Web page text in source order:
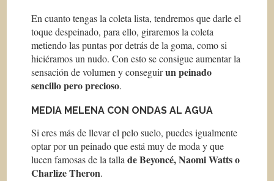
En cuanto tengas la coleta lista, tendremos que darle el
toque despeinado, para ello, giraremos la coleta
metiendo las puntas por detrás de la goma, como si
hiciéramos un nudo. Con esto se consigue aumentar la
sensación de volumen y conseguirun peinado
sencillo pero precioso.
MEDIA MELENA CON ONDAS AL AGUA
Si eres más de llevar el pelo suelo, puedes igualmente
optar por un peinado que está muy de moda y que
lucen famosas de la tallade Beyoncé, Naomi Watts o
Charlize Theron.